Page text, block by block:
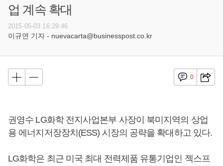
업 계속 확대
2015-05-03 16:29:46
이규연 기자 - nuevacarta@businesspost.co.kr
0
권영수 LG화학 전지사업본부 사장이 북미지역의 상업
용 에너지저장장치(ESS) 시장의 공략을 확대하고 있다.
LG화학은 최근 미국 최대 전력제품 유통기업인 젝스프